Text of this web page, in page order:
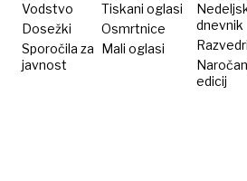
Vodstvo
Dosežki
Sporočila za
javnost
Tiskani oglasi
Osmrtnice
Mali oglasi
dnevnik
edicij